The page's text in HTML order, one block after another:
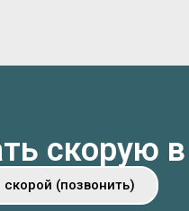
скорую
(позвонить)